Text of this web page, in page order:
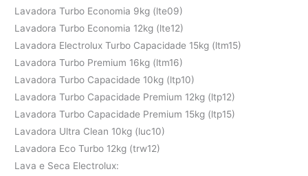
Lavadora Turbo Economia 9kg (lte09)
Lavadora Turbo Economia 12kg (lte12)
Lavadora Electrolux Turbo Capacidade 15kg (ltm15)
Lavadora Turbo Premium 16kg (ltm16)
Lavadora Turbo Capacidade 10kg (ltp10)
Lavadora Turbo Capacidade Premium 12kg (ltp12)
Lavadora Turbo Capacidade Premium 15kg (ltp15)
Lavadora Ultra Clean 10kg (luc10)
Lavadora Eco Turbo 12kg (trw12)
Lava e Seca Electrolux: